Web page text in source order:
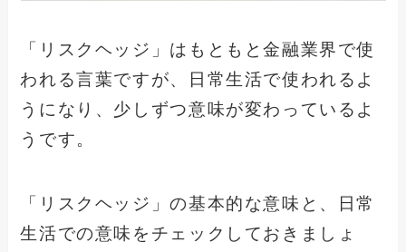
「リスクヘッジ」はもともと金融業界で使
われる言葉ですが、日常生活で使われるよ
うになり、少しずつ意味が変わっているよ
うです。
「リスクヘッジ」の基本的な意味と、日常
生活での意味をチェックしておきましょ